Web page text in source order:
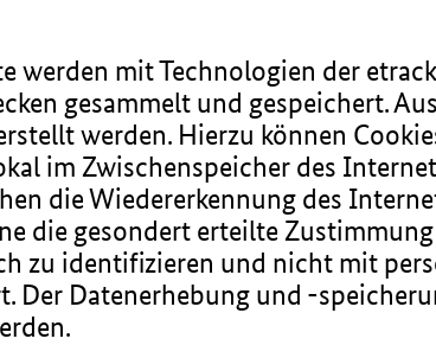
werden mit Technologien der
gesammelt und gespeichert.
werden. Hierzu können
im Zwischenspeicher des
die Wiedererkennung des
die gesondert erteilte
zu identifizieren und nicht mit
Der Datenerhebung und -